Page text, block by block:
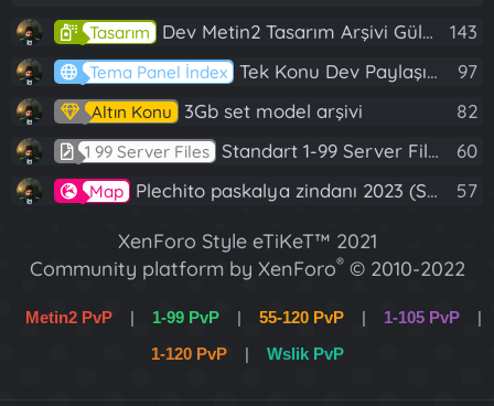
Tasarım Dev Metin2 Tasarım Arşivi Güle Güle Kullanın 143
Tema Panel İndex Tek Konu Dev Paylaşım 10 Adet Server Tanıtım İndex 97
Altın Konu 3Gb set model arşivi 82
1 99 Server Files Standart 1-99 Server Files 60
Map Plechito paskalya zindanı 2023 (Spring Sanctuary dungeon) 57
XenForo Style eTiKeT™ 2021
Community platform by XenForo® © 2010-2022
[XGT] Forum statistics system- XenGenTr
Metin2 PvP | 1-99 PvP | 55-120 PvP | 1-105 PvP
|
1-120 PvP
| Wslik PvP